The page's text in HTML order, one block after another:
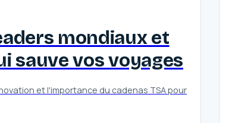
mondiaux et
sauve vos voyages
et l'importance du cadenas TSA pour